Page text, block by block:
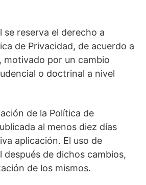
se reserva el derecho a
de Privacidad, de acuerdo a
motivado por un cambio
o doctrinal a nivel
de la Política de
al menos diez días
aplicación. El uso de
después de dichos cambios,
de los mismos.